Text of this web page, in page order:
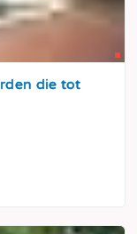
die tot